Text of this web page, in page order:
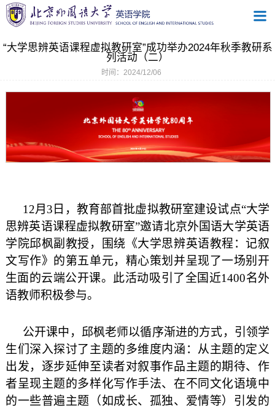
“大学思辨英语课程虚拟教研室”成功举办2024年秋季教研系
列活动（二）
时间：2024/12/06
12月 3 日，教育部首批虚拟教研室建设试点“大学
思辨英语课程虚拟教研室”邀请北京外国语大学英语
学院邱枫副教授，围绕《大学思辨英语教程：记叙
文写作》的第五单元，精心策划并呈现了一场别开
生面的云端公开课。此活动吸引了全国近1400名外
语教师积极参与。
公开课中，邱枫老师以循序渐进的方式，引领学
生们深入探讨了主题的多维度内涵：从主题的定义
出发，逐步延伸至读者对叙事作品主题的期待、作
者呈现主题的多样化写作手法、在不同文化语境中
的一些普遍主题（如成长、孤独、爱情等）引发的